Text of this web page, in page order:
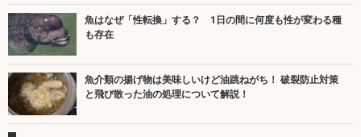
魚はなぜ「性転換」する？ 1日の間に何度も性が変わる種
も存在
魚介類の揚げ物は美味しいけど油跳ねがち！ 破裂防止対策
と飛び散った油の処理について解説！